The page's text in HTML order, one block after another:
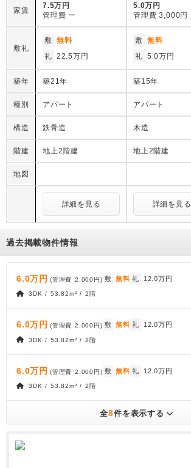
家賃
7.5万円
管理費 ー
5.0万円
管理費 3,000円
敷礼
敷 無料
礼 22.5万円
敷 無料
礼 5.0万円
築年 築21年 築15年
種別 アパート アパート
構造 鉄骨造 木造
階建 地上2階建 地上2階建
地図
詳細を見る 詳細を見る
過去掲載物件情報
6.0万円 (管理費 2,000円) 敷 無料 礼 12.0万円
3DK / 53.82m² / 2階
6.0万円 (管理費 2,000円 ) 敷 無料 礼 12.0万円
3DK / 53.82m² / 2階
6.0万円 (管理費 2,000円) 敷 無料 礼 12.0万円
3DK / 53.82m² / 2階
全8件を表示する